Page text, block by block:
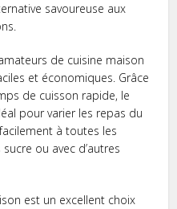
savoureuse aux
de cuisine maison
et économiques. Grâce
de cuisson rapide, le
pour varier les repas du
à toutes les
ou avec d’autres
est un excellent choix